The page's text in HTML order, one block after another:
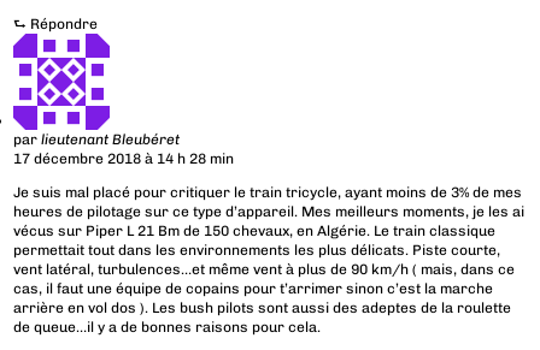
⮑ Répondre
parlieutenant Bleubéret
17 décembre 2018 à 14 h 28 min
Je suis mal placé pour critiquer le train tricycle, ayant moins de 3% de mes
heures de pilotage sur ce type d’appareil. Mes meilleurs moments, je les ai
vécus sur Piper L 21 Bm de 150 chevaux, en Algérie. Le train classique
permettait tout dans les environnements les plus délicats. Piste courte,
vent latéral, turbulences…et même vent à plus de 90 km/h ( mais, dans ce
cas, il faut une équipe de copains pour t’arrimer sinon c’est la marche
arrière en vol dos ). Les bush pilots sont aussi des adeptes de la roulette
de queue…il y a de bonnes raisons pour cela.